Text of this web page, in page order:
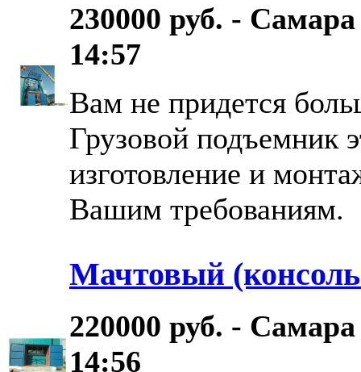
230000 руб. -
14:57
Вам не придется
Грузовой подъемник
изготовление и
Вашим требованиям.
Мачтовый
220000 руб. -
14:56